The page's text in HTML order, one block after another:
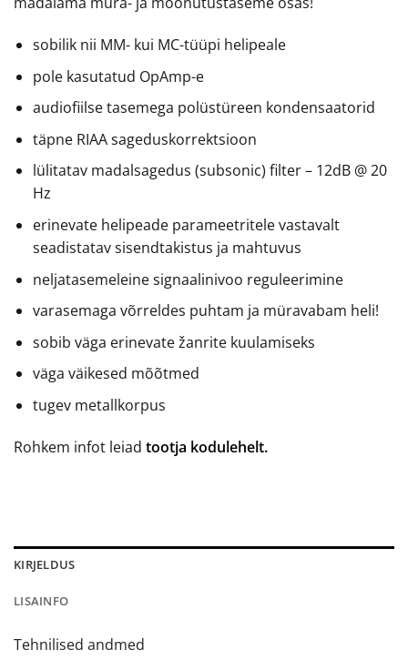
sobilik nii MM- kui MC-tüüpi helipeale
pole kasutatud OpAmp-e
audiofiilse tasemega polüstüreen kondensaatorid
täpne RIAA sageduskorrektsioon
lülitatav madalsagedus (subsonic) filter – 12dB @ 20
Hz
erinevate helipeade parameetritele vastavalt
seadistatav sisendtakistus ja mahtuvus
neljatasemeleine signaalinivoo reguleerimine
varasemaga võrreldes puhtam ja müravabam heli!
sobib väga erinevate žanrite kuulamiseks
väga väikesed mõõtmed
tugev metallkorpus
Rohkem infot leiad tootja kodulehelt.
KIRJELDUS
LISAINFO
Tehnilised andmed